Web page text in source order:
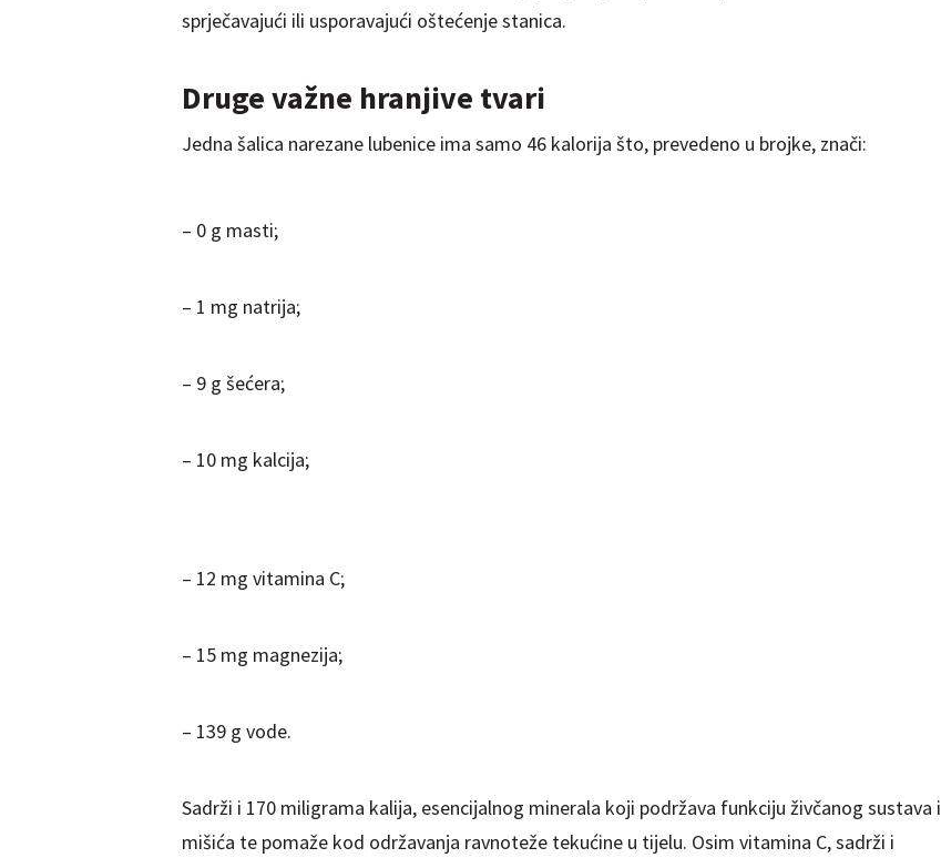
sprječavajući ili usporavajući oštećenje stanica.
Druge važne hranjive tvari
Jedna šalica narezane lubenice ima samo 46 kalorija što, prevedeno u brojke, znači:
– 0 g masti;
– 1 mg natrija;
– 9 g šećera;
– 10 mg kalcija;
– 12 mg vitamina C;
– 15 mg magnezija;
– 139 g vode.
Sadrži i 170 miligrama kalija, esencijalnog minerala koji podržava funkciju živčanog sustava i
mišića te pomaže kod održavanja ravnoteže tekućine u tijelu. Osim vitamina C, sadrži i